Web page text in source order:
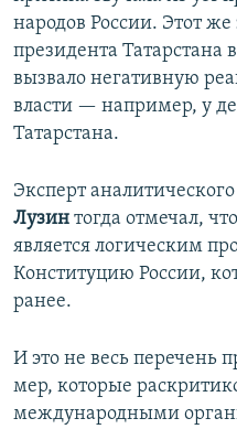
народов России. Этот
президента Татарстана
вызвало негативную
власти — например, у
Татарстана.
Эксперт
Лузин тогда отмечал,
является логическим
Конституцию России,
ранее.
И это не весь перечень
мер, которые
международными